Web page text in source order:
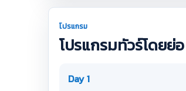
โปรแกรม
โปรแกรมทัวร์โดยย่อ
Day 1